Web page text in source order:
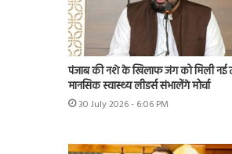
पंजाब की नशे के खिलाफ जंग को मिली नई
मानसिक स्वास्थ्य लीडर्स संभालेंगे मोर्चा
30 July 2026 - 6:06 PM